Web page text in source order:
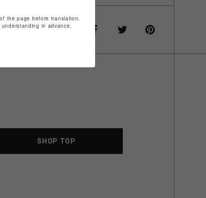
SHOP TOP
the page before translation.
in advance.